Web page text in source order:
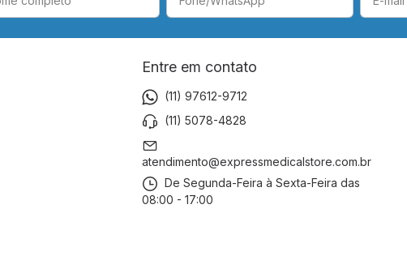
Entre em contato
(11) 97612-9712
(11) 5078-4828
atendimento@expressmedicalstore.com.br
De Segunda-Feira à Sexta-Feira das
08:00 - 17:00